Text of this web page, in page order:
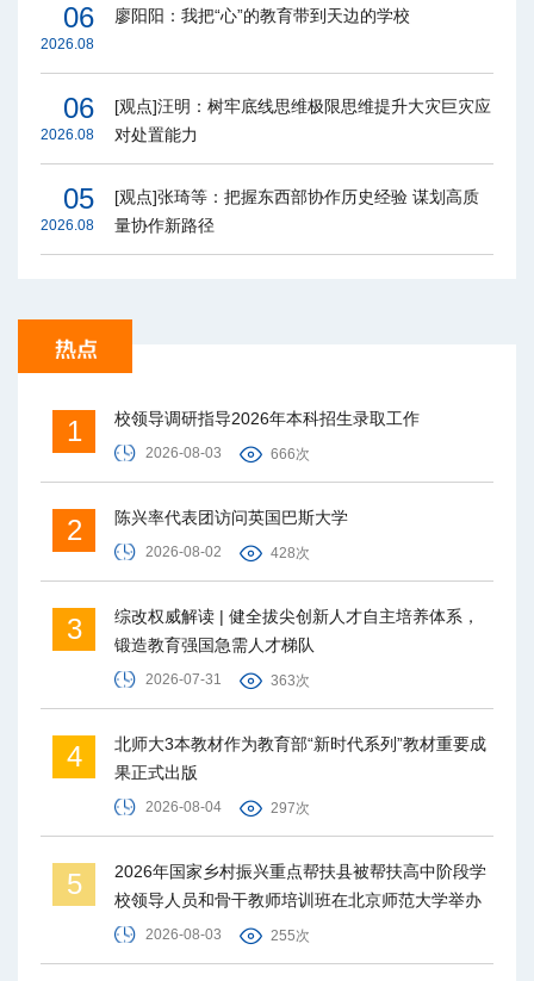
06
2026.08
廖阳阳：我把“心”的教育带到天边的学校
06
2026.08
[观点]汪明：树牢底线思维极限思维提升大灾巨灾应
对处置能力
05
2026.08
[观点]张琦等：把握东西部协作历史经验 谋划高质
量协作新路径
1 校领导调研指导2026年本科招生录取工作
2026-08-03 666次
2 陈兴率代表团访问英国巴斯大学
2026-08-02 428次
3
综改权威解读 | 健全拔尖创新人才自主培养体系，
锻造教育强国急需人才梯队
2026-07-31 363次
4
北师大3本教材作为教育部“新时代系列”教材重要成
果正式出版
2026-08-04 297次
5
2026年国家乡村振兴重点帮扶县被帮扶高中阶段学
校领导人员和骨干教师培训班在北京师范大学举办
2026-08-03 255次